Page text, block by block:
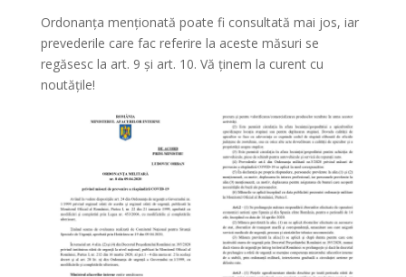
Ordonanța menționată poate fi consultată mai jos, iar
prevederile care fac referire la aceste măsuri se
regăsesc la art. 9 și art. 10. Vă ținem la curent cu
noutățile!